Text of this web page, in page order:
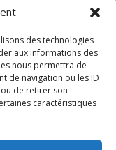
des technologies
aux informations des
nous permettra de
de navigation ou les ID
de retirer son
caractéristiques
Associations
(UE)
réservés.